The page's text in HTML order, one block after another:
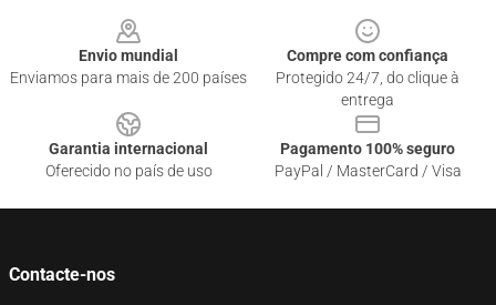
Envio mundial
Enviamos para mais de 200 países
Compre com confiança
Protegido 24/7, do clique à
entrega
Garantia internacional
Oferecido no país de uso
Pagamento 100% seguro
PayPal / MasterCard / Visa
Contacte-nos